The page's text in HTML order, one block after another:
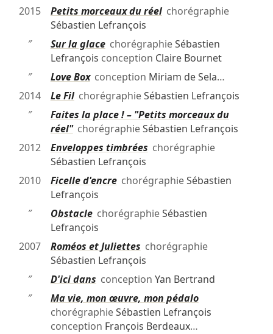
2015
Petits morceaux du réelchorégraphie
Sébastien Lefrançois
″
Sur la glacechorégraphieSébastien
Lefrançois conception Claire Bournet
″
Love Boxconception Miriam de Sela…
2014
Le FilchorégraphieSébastien Lefrançois
″
Faites la place ! – "Petits morceaux du
réel"chorégraphieSébastien Lefrançois
2012
Enveloppes timbrées chorégraphie
Sébastien Lefrançois
2010
Ficelle d'encrechorégraphieSébastien
Lefrançois
″
ObstaclechorégraphieSébastien
Lefrançois
2007
Roméos et Juliettes chorégraphie
Sébastien Lefrançois
″
D'ici dans conception Yan Bertrand
″
Ma vie, mon œuvre, mon pédalo
chorégraphieSébastien Lefrançois
conception François Berdeaux…